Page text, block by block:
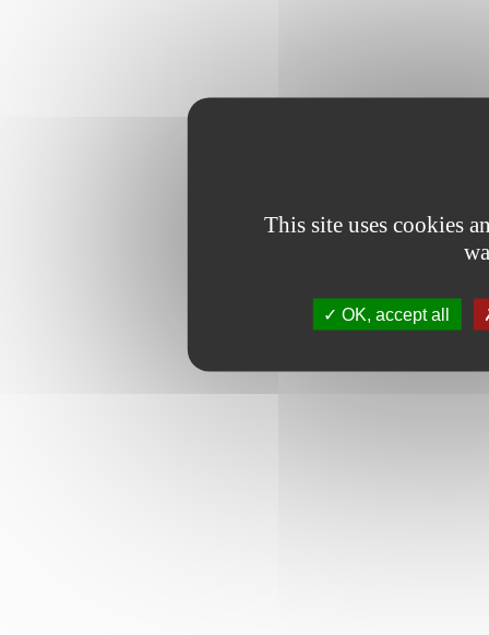
This site uses cookies
OK, accept all